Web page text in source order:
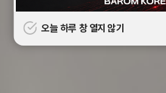
오늘 하루 창 열지 않기